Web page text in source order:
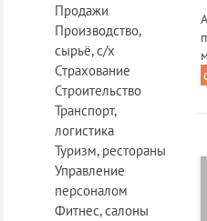
Продажи
Производство,
сырьё, с/х
Страхование
Строительство
Транспорт,
логистика
Туризм, рестораны
Управление
персоналом
Фитнес, салоны